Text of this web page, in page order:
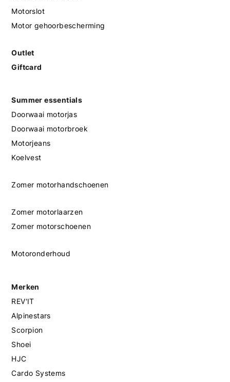
Motorslot
Motor gehoorbescherming
Outlet
Giftcard
Summer essentials
Doorwaai motorjas
Doorwaai motorbroek
Motorjeans
Koelvest
Zomer motorhandschoenen
Zomer motorlaarzen
Zomer motorschoenen
Motoronderhoud
Merken
REV'IT
Alpinestars
Scorpion
Shoei
HJC
Cardo Systems